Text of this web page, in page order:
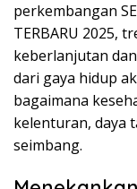
perkembangan
TERBARU 2025,
keberlanjutan
dari gaya hidup
bagaimana
kelenturan, daya
seimbang.